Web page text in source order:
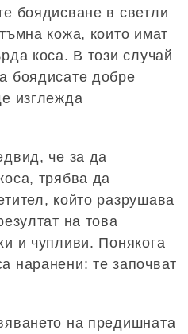
боядисване в светли
кожа, които имат
коса. В този случай
боядисате добре
изглежда
че за да
трябва да
който разрушава
на това
и чупливи. Понякога
наранени: те започват
на предишната